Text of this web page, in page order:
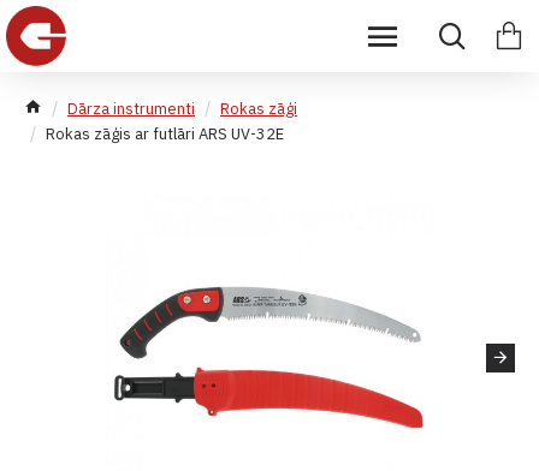
Dārza instrumenti
Rokas zāģi
Rokas zāģis ar futlāri ARS UV-32E